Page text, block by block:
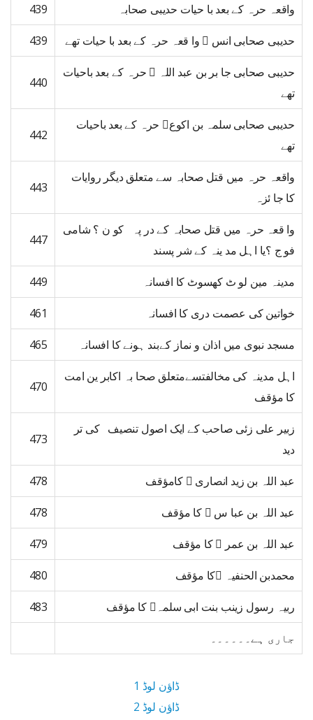
واقعہ حرہ کے بعد با حیات حدیبی صحابہ 439
حدیبی صحابی انس ﷜ وا قعہ حرہ کے بعد با حیات تھے 439
حدیبی صحابی جا بر بن عبد اللہ ﷜ حرہ کے بعد باحیات
تھے
440
حدیبی صحابی سلمہ بن اکوع﷜ حرہ کے بعد باحیات
تھے
442
واقعہ حرہ میں قتل صحابہ سے متعلق دیگر روایات
کا جا ئزہ
443
وا قعہ حرہ میں قتل صحابہ کے در پہ کو ن ؟ شامی
فو ج ؟یا اہل مد ینہ کے شر پسند
447
مدینہ مین لو ٹ کھسوٹ کا افسانہ 449
خواتین کی عصمت دری کا افسانہ 461
مسجد نبوی میں اذان و نماز کےبند ہونے کا افسانہ 465
اہل مدینہ کی مخالفتسےمتعلق صحا بہ اکابر ین امت
کا مؤقف
470
زبیر علی زئی صاحب کے ایک اصول تنصیف کی تر
دید
473
عبد اللہ بن زید انصاری ﷜ کامؤقف 478
عبد اللہ بن عبا س ﷜ کا مؤقف 478
عبد اللہ بن عمر ﷜ کا مؤقف 479
محمدبن الحنفیہ کا مؤقف 480
ربیہ رسول زینب بنت ابی سلمہ﷜ کا مؤقف 483
جاری ہے۔۔۔۔۔۔
ڈاؤن لوڈ 1
ڈاؤن لوڈ 2